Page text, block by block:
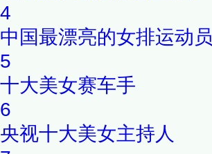
4
中国最漂亮的女排运动员
5
十大美女赛车手
6
央视十大美女主持人